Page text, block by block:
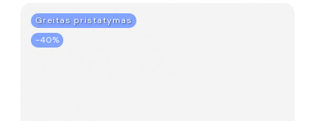
Greitas pristatymas
−40%